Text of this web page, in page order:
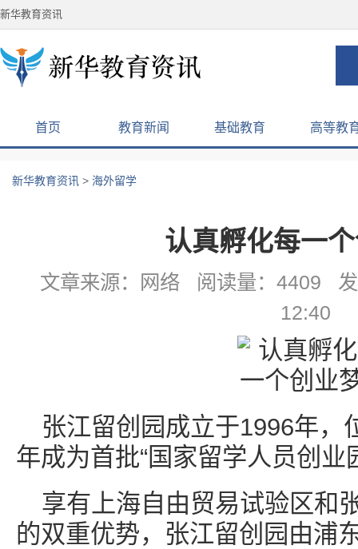
新华教育资讯
首页 教育新闻 基础教育 高等教
新华教育资讯 > 海外留学
认真孵化每一
文章来源：网络 阅读量：4409
12:40
张江留创园成立于1996年，
年成为首批“国家留学人员创业
享有上海自由贸易试验区和
的双重优势，张江留创园由浦